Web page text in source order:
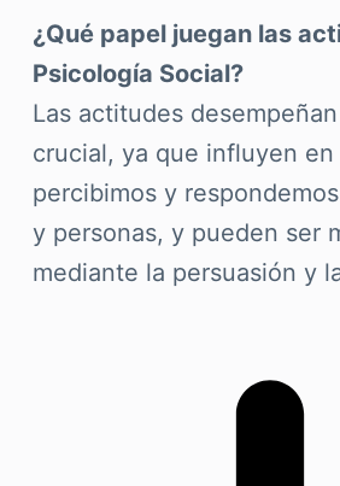
¿Qué papel juegan las
Psicología Social?
Las actitudes
crucial, ya que influyen en
percibimos y
y personas, y pueden ser
mediante la persuasión y